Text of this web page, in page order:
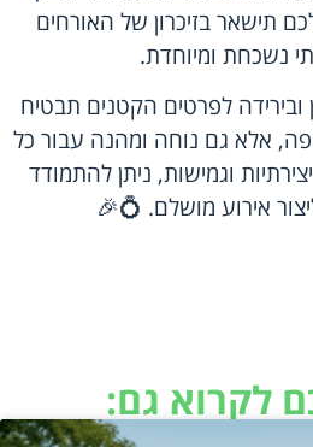
תישאר בזיכרון של האורחים
נשכחת ומיוחדת.
לפרטים הקטנים תבטיח
אלא גם נוחה ומהנה עבור כל
וגמישות, ניתן להתמודד
אירוע מושלם. 💍🎉
לקרוא גם: